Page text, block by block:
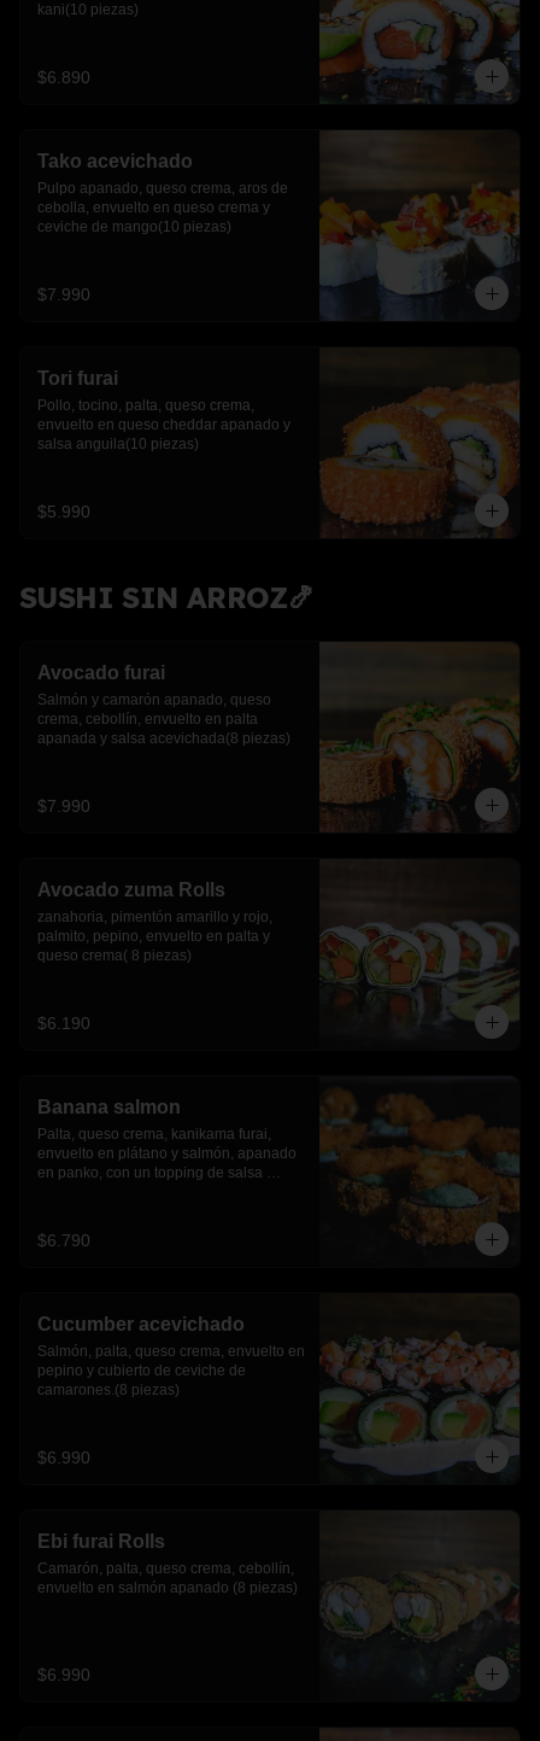
kani(10 piezas)
$6.890
Tako acevichado
Pulpo apanado, queso crema, aros de
cebolla, envuelto en queso crema y
ceviche de mango(10 piezas)
$7.990
Tori furai
Pollo, tocino, palta, queso crema,
envuelto en queso cheddar apanado y
salsa anguila(10 piezas)
$5.990
SUSHI SIN ARROZ🍤
Avocado furai
Salmón y camarón apanado, queso
crema, cebollín, envuelto en palta
apanada y salsa acevichada(8 piezas)
$7.990
Avocado zuma Rolls
zanahoria, pimentón amarillo y rojo,
palmito, pepino, envuelto en palta y
queso crema( 8 piezas)
$6.190
Banana salmon
Palta, queso crema, kanikama furai,
envuelto en plátano y salmón, apanado
en panko, con un topping de salsa
$6.790
Cucumber acevichado
Salmón, palta, queso crema, envuelto en
pepino y cubierto de ceviche de
camarones.(8 piezas)
$6.990
Ebi furai Rolls
Camarón, palta, queso crema, cebollín,
envuelto en salmón apanado (8 piezas)
$6.990